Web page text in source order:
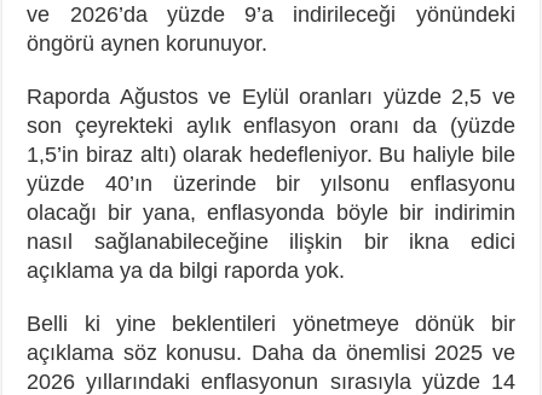
ve 2026’da yüzde 9’a indirileceği yönündeki
öngörü aynen korunuyor.
Raporda Ağustos ve Eylül oranları yüzde 2,5 ve
son çeyrekteki aylık enflasyon oranı da (yüzde
1,5’in biraz altı) olarak hedefleniyor. Bu haliyle bile
yüzde 40’ın üzerinde bir yılsonu enflasyonu
olacağı bir yana, enflasyonda böyle bir indirimin
nasıl sağlanabileceğine ilişkin bir ikna edici
açıklama ya da bilgi raporda yok.
Belli ki yine beklentileri yönetmeye dönük bir
açıklama söz konusu. Daha da önemlisi 2025 ve
2026 yıllarındaki enflasyonun sırasıyla yüzde 14